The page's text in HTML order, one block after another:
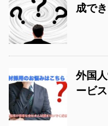
成で
外国
ービス